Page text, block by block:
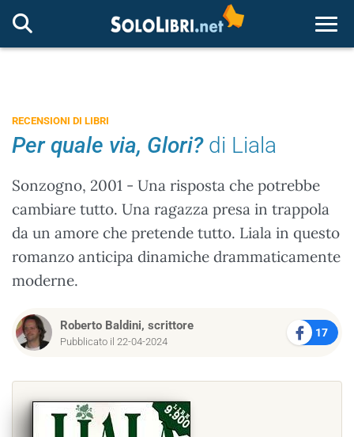
RECENSIONI DI LIBRI
Per quale via, Glori?di Liala
Sonzogno, 2001 - Una risposta che potrebbe
cambiare tutto. Una ragazza presa in trappola
da un amore che pretende tutto. Liala in questo
romanzo anticipa dinamiche drammaticamente
moderne.
Roberto Baldini, scrittore
Pubblicato il 22-04-2024
17